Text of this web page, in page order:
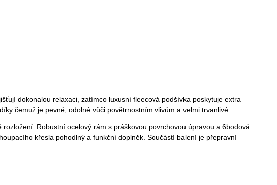
dokonalou relaxaci, zatímco luxusní fleecová podšívka poskytuje extra
čemuž je pevné, odolné vůči povětrnostním vlivům a velmi trvanlivé.
Robustní ocelový rám s práškovou povrchovou úpravou a 6bodová
křesla pohodlný a funkční doplněk. Součástí balení je přepravní